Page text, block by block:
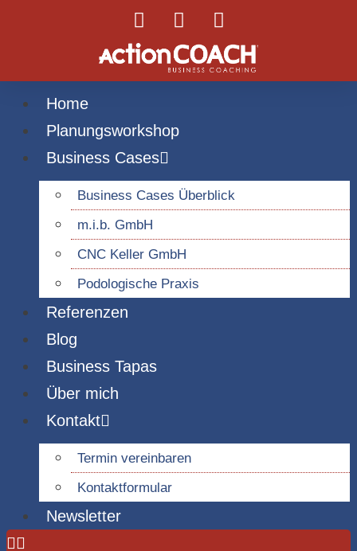
Home
Planungsworkshop
Business Cases
Business Cases Überblick
m.i.b. GmbH
CNC Keller GmbH
Podologische Praxis
Referenzen
Blog
Business Tapas
Über mich
Kontakt
Termin vereinbaren
Kontaktformular
Newsletter